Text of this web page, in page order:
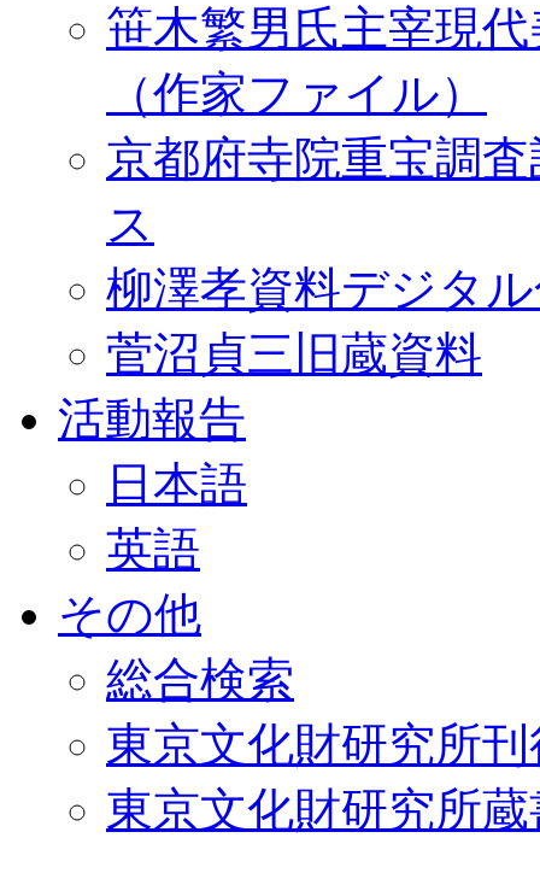
笹木繁男氏主宰現
（作家ファイル）
京都府寺院重宝調
ス
柳澤孝資料デジタ
菅沼貞三旧蔵資料
活動報告
日本語
英語
その他
総合検索
東京文化財研究所
東京文化財研究所